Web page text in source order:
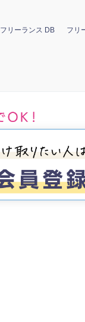
フリーランス DB フリ